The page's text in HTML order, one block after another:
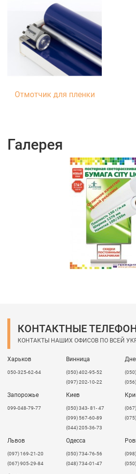
Отмотчик для пленки
Галерея
КОНТАКТНЫЕ
КОНТАКТЫ НАШИХ ОФИСОВ ПО ВСЕЙ
Харьков
050-325-62-64
Винница
(050) 402-95-52
(097) 202-10-22
Запорожье
099-048-79-77
Киев
(050) 343- 81- 47
(099) 567-60-89
(044) 205-36-73
Львов
​(097) 169-21-20
(067) 905-29-84
Одесса
(050) 734-76-56
(048) 734-01-47